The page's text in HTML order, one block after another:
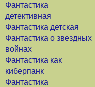
Фантастика
детективная
Фантастика детская
Фантастика о звездных
войнах
Фантастика как
киберпанк
Фантастика